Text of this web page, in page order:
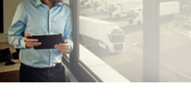
Contacte con nosotros
Acerca de nosotros